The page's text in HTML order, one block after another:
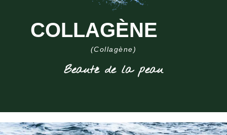
COLLAGÈNE
(Collagène)
Beauté de la peau